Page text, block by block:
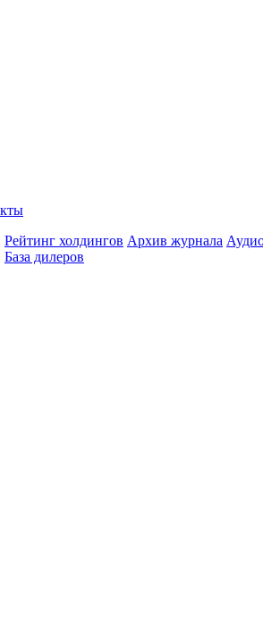
Рейтинг холдингов
База дилеров
Архив журнала